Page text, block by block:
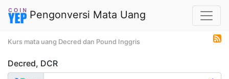
Pengonversi Mata Uang
Kurs mata uang Decred dan Pound Inggris
Decred, DCR